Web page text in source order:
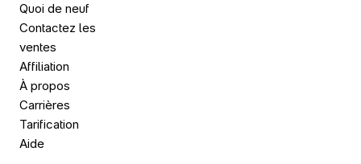
Quoi de neuf
Contactez les
ventes
Affiliation
À propos
Carrières
Tarification
Aide